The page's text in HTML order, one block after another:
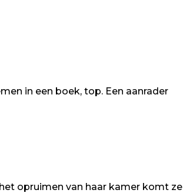
in een boek, top. Een aanrader
opruimen van haar kamer komt ze